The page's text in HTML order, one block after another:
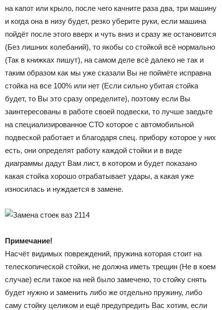
на капот или крыло, после чего качните раза два, три машину
и когда она в низу будет, резко уберите руки, если машина
пойдёт после этого вверх и чуть вниз и сразу же остановится
(Без лишних колебаний), то якобы со стойкой всё нормально
(Так в книжках пишут), на самом деле всё далеко не так и
таким образом как мы уже сказали Вы не поймёте исправна
стойка на все 100% или нет (Если сильно убитая стойка
будет, то Вы это сразу определите), поэтому если Вы
заинтересованы в работе своей подвески, то лучше заедьте
на специализированное СТО которое с автомобильной
подвеской работает и благодаря спец. прибору которое у них
есть, они определят работу каждой стойки и в виде
диаграммы дадут Вам лист, в котором и будет показано
какая стойка хорошо отрабатывает удары, а какая уже
износилась и нуждается в замене.
Примечание!
Насчёт видимых повреждений, пружина которая стоит на
телескопической стойки, не должна иметь трещин (Не в коем
случае) если такое на ней было замечено, то стойку снять
будет нужно и заменить либо же отдельно пружину, либо
саму стойку целиком и ещё предупредить Вас хотим, если